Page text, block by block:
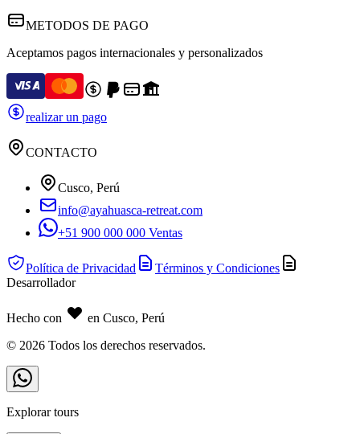
METODOS DE PAGO
Aceptamos pagos internacionales y personalizados
realizar un pago
CONTACTO
Cusco, Perú
info@ayahuasca-retreat.com
+51 900 000 000 Ventas
Política de Privacidad
Términos y Condiciones
Desarrollador
Hecho con
en Cusco, Perú
© 2026 Todos los derechos reservados.
Explorar tours